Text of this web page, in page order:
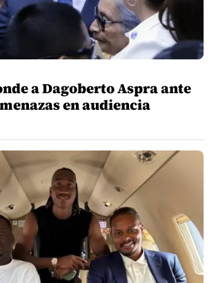
a Dagoberto Aspra ante
en audiencia